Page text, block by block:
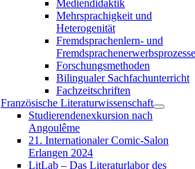
Mediendidaktik
Mehrsprachigkeit und
Heterogenität
Fremdsprachenlern- und
Fremdsprachenerwerbsprozesse
Forschungsmethoden
Bilingualer Sachfachunterricht
Fachzeitschriften
Französische Literaturwissenschaft
Studierendenexkursion nach
Angoulême
21. Internationaler Comic-Salon
Erlangen 2024
LitLab – Das Literaturlabor des